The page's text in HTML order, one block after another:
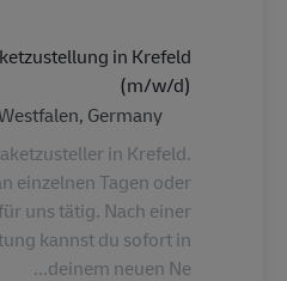
in Krefeld
(m/w/d)
الموقع
Germany
in Krefeld.
einzelnen Tagen oder
uns tätig. Nach einer
kannst du sofort in
deinem neuen Ne...